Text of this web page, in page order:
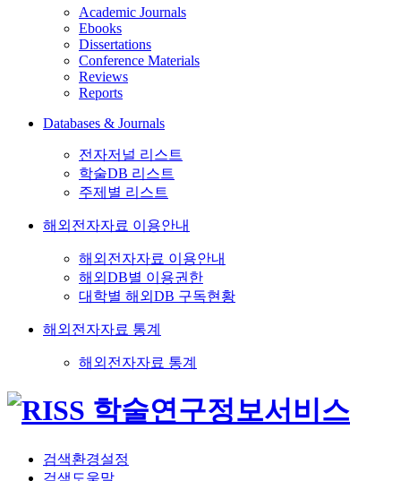
Academic Journals
Ebooks
Dissertations
Conference Materials
Reviews
Reports
Databases & Journals
전자저널 리스트
학술DB 리스트
주제별 리스트
해외전자자료 이용안내
해외전자자료 이용안내
해외DB별 이용권한
대학별 해외DB 구독현황
해외전자자료 통계
해외전자자료 통계
검색환경설정
검색도움말